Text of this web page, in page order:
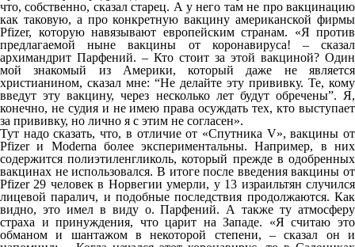
что, собственно, сказал старец. А у него там не про вакцинацию
как таковую, а про конкретную вакцину американской фирмы
Pfizer, которую навязывают европейским странам. «Я против
предлагаемой ныне вакцины от коронавируса! – сказал
архимандрит Парфений. – Кто стоит за этой вакциной? Один
мой знакомый из Америки, который даже не является
христианином, сказал мне: “Не делайте эту прививку. Те, кому
введут эту вакцину, через несколько лет будут обречены”. Я,
конечно, не судия и не имею права осуждать тех, кто выступает
за прививку, но лично я с этим не согласен».
Тут надо сказать, что, в отличие от «Спутника V», вакцины от
Pfizer и Moderna более экспериментальны. Например, в них
содержится полиэтиленгликоль, который прежде в одобренных
вакцинах не использовался. В итоге после введения вакцины от
Pfizer 29 человек в Норвегии умерли, у 13 израильтян случился
лицевой паралич, и подобные последствия продолжаются. Как
видно, это имел в виду о. Парфений. А также ту атмосферу
страха и принуждения, что царит на Западе. «Я считаю это
обманом и шантажом в некоторой степени, – сказал он и